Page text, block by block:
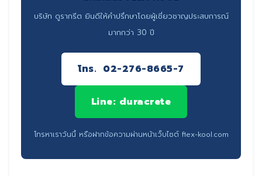
บริษัท ดูรากรีต ยินดีให้คำปรึกษาโดยผู้เชี่ยวชาญประสบการณ์
มากกว่า 30 ปี
โทร. 02-276-8665-7
Line: duracrete
โทรหาเราวันนี้ หรือฝากข้อความผ่านหน้าเว็บไซต์ flex-kool.com